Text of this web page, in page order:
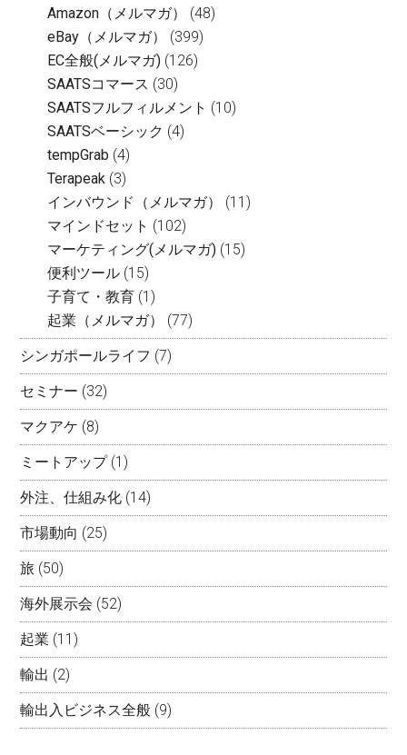
Amazon（メルマガ）
(48)
eBay（メルマガ）
(399)
EC全般(メルマガ) (126)
SAATSコマース (30)
SAATSフルフィルメント (10)
SAATSベーシック (4)
tempGrab (4)
Terapeak (3)
インバウンド（メルマガ）
(11)
マインドセット (102)
マーケティング(メルマガ) (15)
便利ツール (15)
子育て・教育 (1)
起業（メルマガ）
(77)
シンガポールライフ (7)
セミナー (32)
マクアケ (8)
ミートアップ(1)
外注、仕組み化 (14)
市場動向 (25)
旅 (50)
海外展示会 (52)
起業 (11)
輸出 (2)
輸出入ビジネス全般 (9)